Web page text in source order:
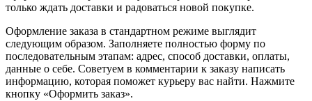
только ждать доставки и радоваться новой покупке.
Оформление заказа в стандартном режиме выглядит
следующим образом. Заполняете полностью форму по
последовательным этапам: адрес, способ доставки, оплаты,
данные о себе. Советуем в комментарии к заказу написать
информацию, которая поможет курьеру вас найти. Нажмите
кнопку «Оформить заказ».